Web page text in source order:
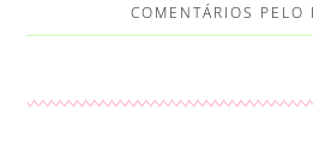
COMENTÁRIOS PELO